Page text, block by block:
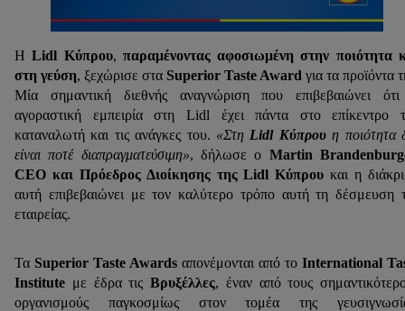
Η Lidl Κύπρου, παραμένοντας αφοσιωμένη στην ποιότητα
στη γεύση, ξεχώρισε στα Superior Taste Award για τα προϊόντα
Μία σημαντική διεθνής αναγνώριση που επιβεβαιώνει
αγοραστική εμπειρία στη Lidl έχει πάντα στο επίκεντρο
καταναλωτή και τις ανάγκες του. «Στη Lidl Κύπρουη ποιότητα
είναι ποτέ διαπραγματεύσιμη», δήλωσε ο Martin
CEO και Πρόεδρος Διοίκησης της Lidl Κύπρουκαι η
αυτή επιβεβαιώνει με τον καλύτερο τρόπο αυτή τη δέσμευση
εταιρείας.
Τα Superior Taste Awards απονέμονται από το International
Institute με έδρα τις Βρυξέλλες, έναν από τους
οργανισμούς παγκοσμίως στον τομέα της